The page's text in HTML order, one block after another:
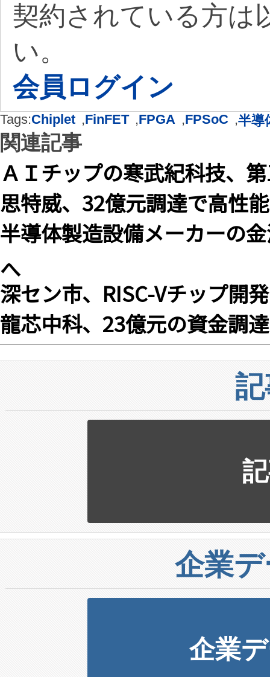
契約されている方は
い。
会員ログイン
Tags:Chiplet ,FinFET ,FPGA ,FPSoC ,半導
関連記事
ＡＩチップの寒武紀科技、
思特威、32億元調達で高性
半導体製造設備メーカーの
へ
深セン市、RISC-Vチップ開
龍芯中科、23億元の資金調
企業
企業